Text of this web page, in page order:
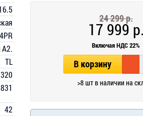
24 299 р.
17 999 р.
Включая НДС 22%
В корзину
>8 шт в наличии на
TL
320
831
42